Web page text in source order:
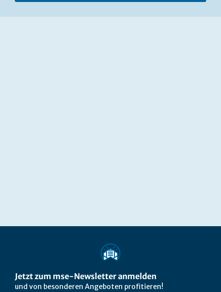
Jetzt zum mse-Newsletter anmelden
und von besonderen Angeboten profitieren!